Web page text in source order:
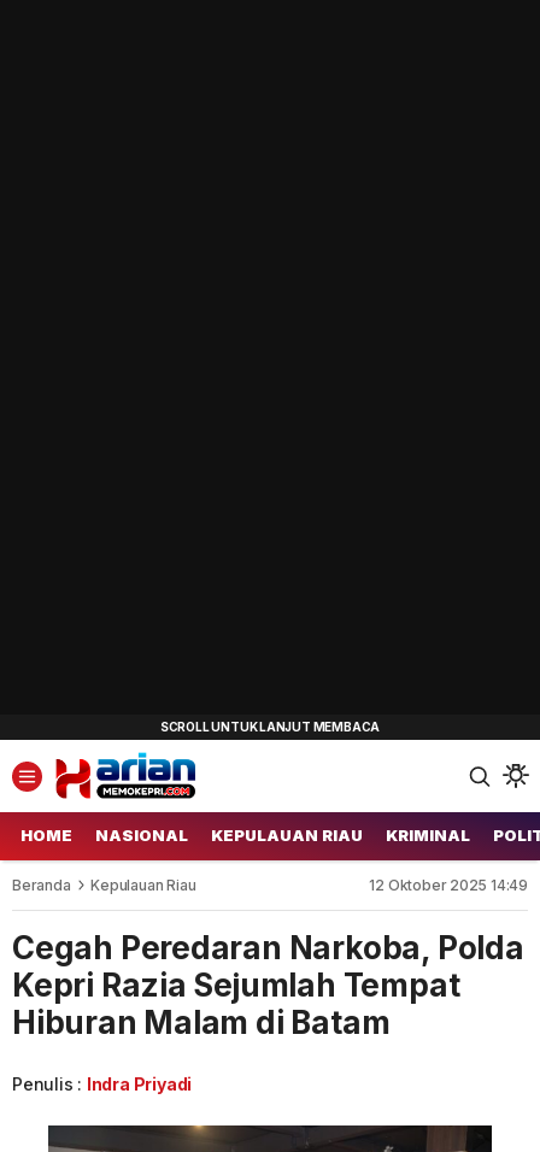
HOME NASIONAL KEPULAUAN RIAU KRIMINAL
Beranda Kepulauan Riau 12 Oktober 2025 14:49
Cegah Peredaran Narkoba, Polda
Kepri Razia Sejumlah Tempat
Hiburan Malam di Batam
Penulis : Indra Priyadi